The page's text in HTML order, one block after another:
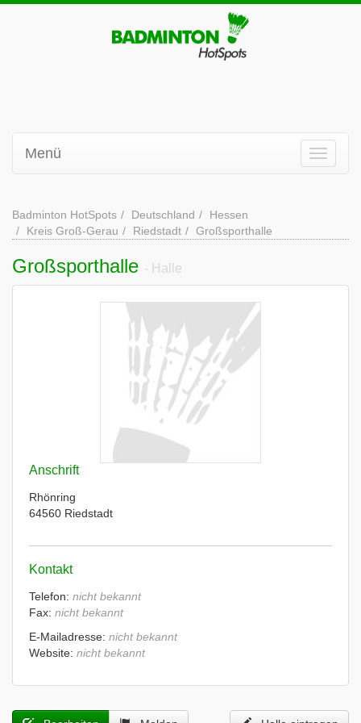
Menü
Badminton HotSpots Deutschland
Hessen
Kreis Groß-Gerau
Riedstadt Großsporthalle
Großsporthalle - Halle
Anschrift
Rhönring
64560 Riedstadt
Kontakt
Telefon: nicht bekannt
Fax: nicht bekannt
E-Mailadresse: nicht bekannt
Website: nicht bekannt